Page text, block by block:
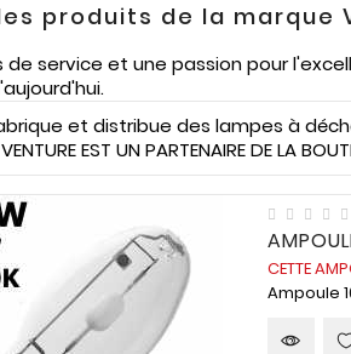
produits de la marque
de service et une passion pour
et distribue des lampes à
EST UN PARTENAIRE DE LA
CETTE
Ampoule